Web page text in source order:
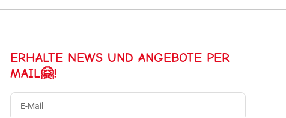
ERHALTE NEWS UND ANGEBOTE PER
MAIL🤗!